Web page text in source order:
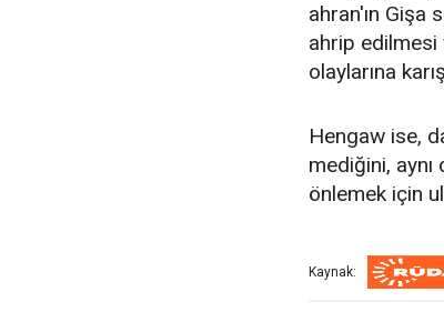
ahran'ın Gişa
ahrip edilmesi
olaylarına
Hengaw ise,
mediğini,
önlemek için
Kaynak: